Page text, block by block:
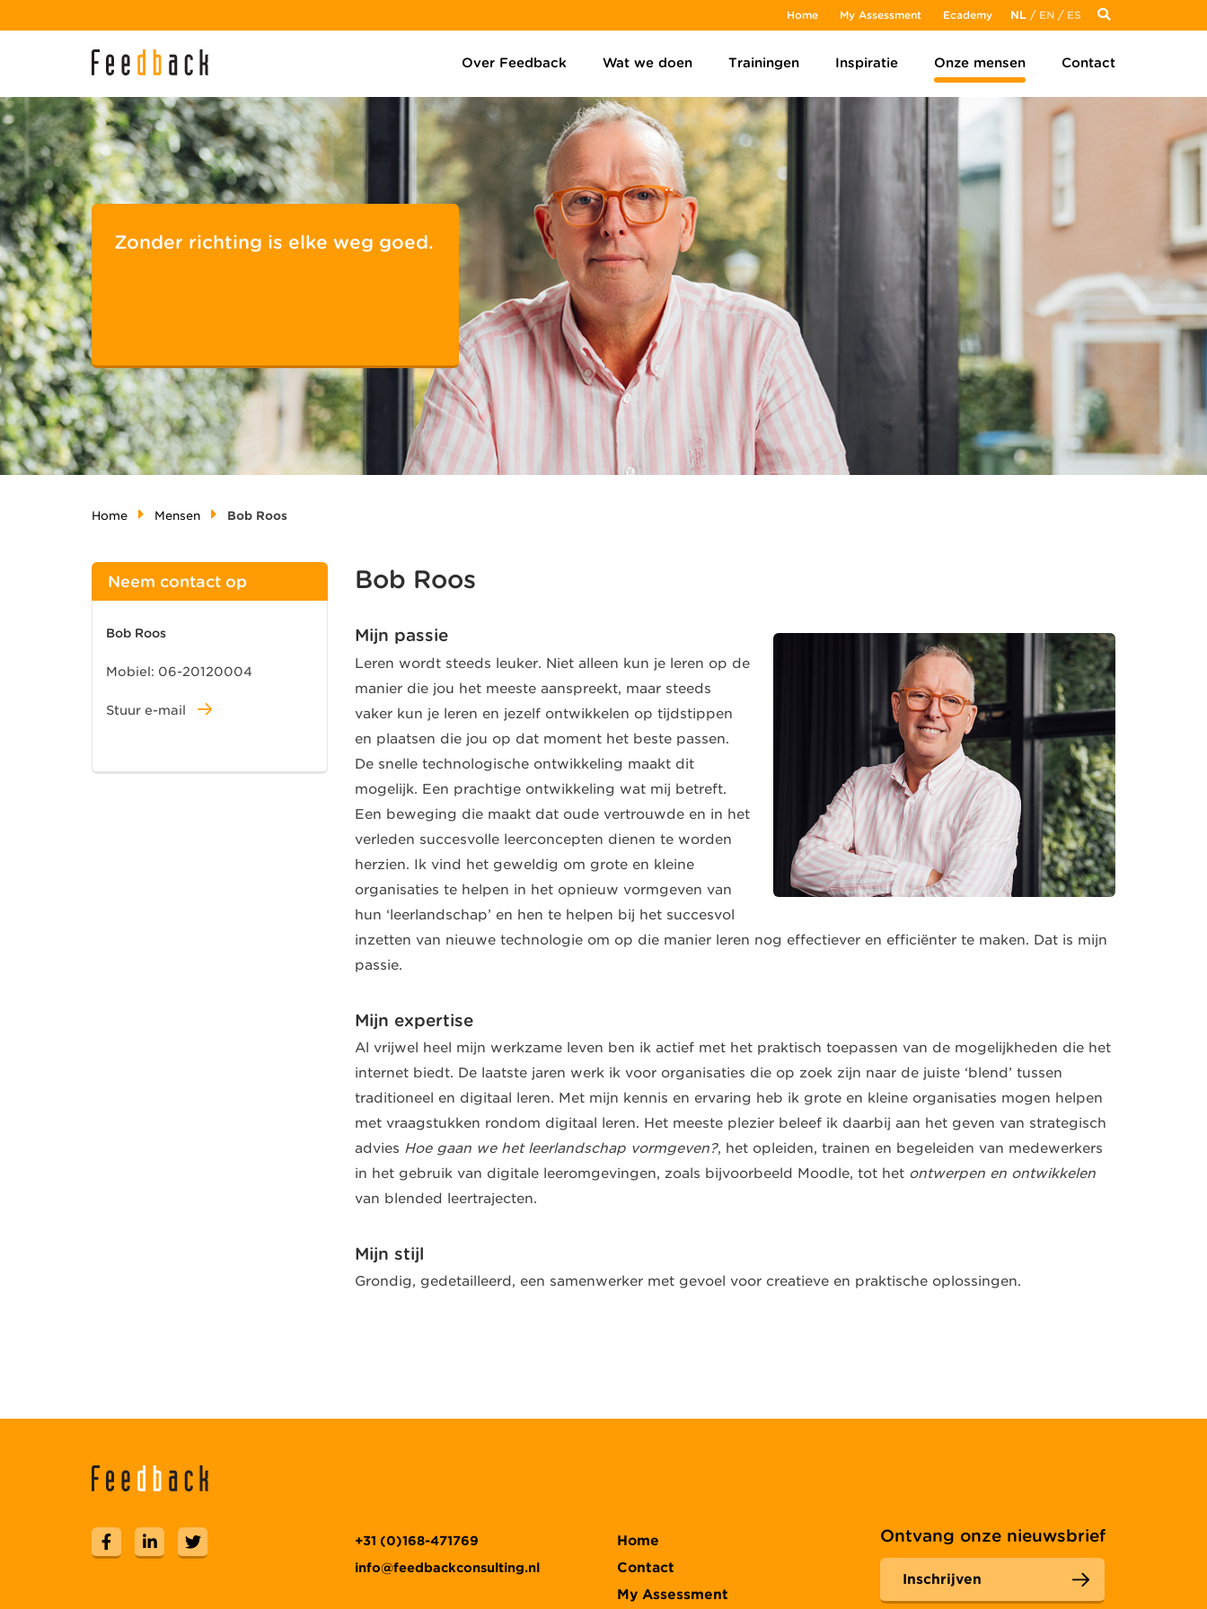
Home My Assessment Ecademy NL / EN / ES
Over Feedback Wat we doen Trainingen Inspiratie Onze mensen Contact
Zonder richting is elke weg goed.
Home Mensen Bob Roos
Bob Roos
Mijn passie
Leren wordt steeds leuker. Niet alleen kun je leren op de
manier die jou het meeste aanspreekt, maar steeds
vaker kun je leren en jezelf ontwikkelen op tijdstippen
en plaatsen die jou op dat moment het beste passen.
De snelle technologische ontwikkeling maakt dit
mogelijk. Een prachtige ontwikkeling wat mij betreft.
Een beweging die maakt dat oude vertrouwde en in het
verleden succesvolle leerconcepten dienen te worden
herzien. Ik vind het geweldig om grote en kleine
organisaties te helpen in het opnieuw vormgeven van
hun ‘leerlandschap’ en hen te helpen bij het succesvol
inzetten van nieuwe technologie om op die manier leren nog effectiever en efficiënter te maken. Dat is mijn
passie.
Mijn expertise
Al vrijwel heel mijn werkzame leven ben ik actief met het praktisch toepassen van de mogelijkheden die het
internet biedt. De laatste jaren werk ik voor organisaties die op zoek zijn naar de juiste ‘blend’ tussen
traditioneel en digitaal leren. Met mijn kennis en ervaring heb ik grote en kleine organisaties mogen helpen
met vraagstukken rondom digitaal leren. Het meeste plezier beleef ik daarbij aan het geven van strategisch
advies Hoe gaan we het leerlandschap vormgeven?, het opleiden, trainen en begeleiden van medewerkers
in het gebruik van digitale leeromgevingen, zoals bijvoorbeeld Moodle, tot het ontwerpen en ontwikkelen
van blended leertrajecten.
Mijn stijl
Grondig, gedetailleerd, een samenwerker met gevoel voor creatieve en praktische oplossingen.
Neem contact op
Bob Roos
Mobiel: 06-20120004
Stuur e-mail
+31 (0)168-471769
info@feedbackconsulting.nl
Home
Contact
My Assessment
Ontvang onze nieuwsbrief
Inschrijven